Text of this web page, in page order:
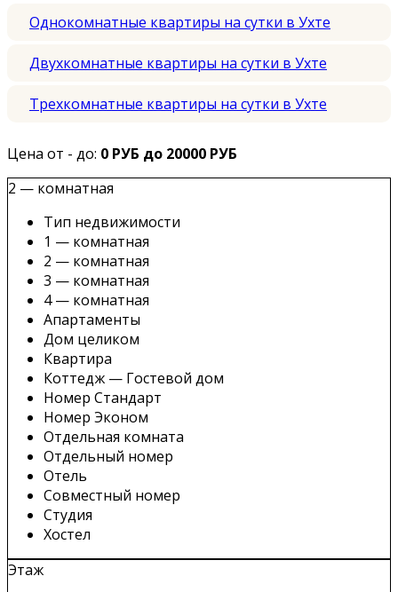
Однокомнатные квартиры на сутки в Ухте
Двухкомнатные квартиры на сутки в Ухте
Трехкомнатные квартиры на сутки в Ухте
Цена от - до: 0 РУБ до 20000 РУБ
2 — комнатная
Тип недвижимости
1 — комнатная
2 — комнатная
3 — комнатная
4 — комнатная
Апартаменты
Дом целиком
Квартира
Коттедж — Гостевой дом
Номер Стандарт
Номер Эконом
Отдельная комната
Отдельный номер
Отель
Совместный номер
Студия
Хостел
Этаж